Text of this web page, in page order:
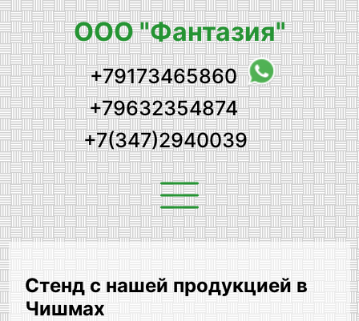
ООО "Фантазия"
+79173465860
+79632354874
+7(347)2940039
Стенд с нашей продукцией в
Чишмах